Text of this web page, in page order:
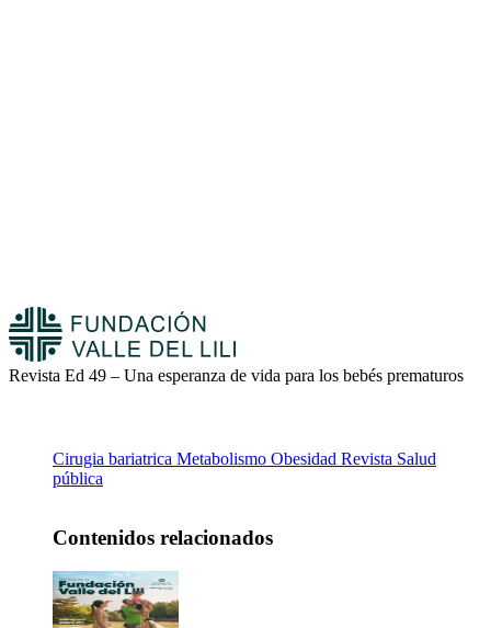
Revista Ed 49 – Una esperanza de vida para los bebés prematuros
Cirugia bariatrica Metabolismo Obesidad Revista Salud
pública
Contenidos relacionados